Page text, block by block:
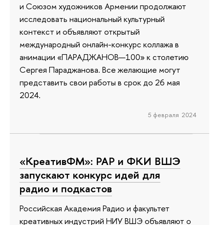
и Союзом художников Армении продолжают
исследовать национальный культурный
контекст и объявляют открытый
международный онлайн-конкурс коллажа в
анимации «ПАРАДЖАНОВ—100» к столетию
Сергея Параджанова. Все желающие могут
представить свои работы в срок до 26 мая
2024.
5 февраля 2024
«КреативФМ»: РАР и ФКИ ВШЭ
запускают конкурс идей для
радио и подкастов
Российская Академия Радио и факультет
креативных индустрий НИУ ВШЭ объявляют о